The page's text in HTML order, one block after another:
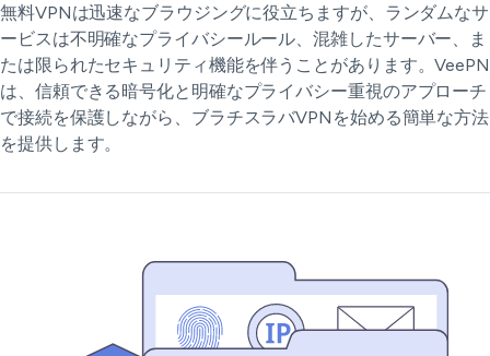
無料VPNは迅速なブラウジングに役立ちますが、ランダムなサ
ービスは不明確なプライバシールール、混雑したサーバー、ま
たは限られたセキュリティ機能を伴うことがあります。VeePN
は、信頼できる暗号化と明確なプライバシー重視のアプローチ
で接続を保護しながら、ブラチスラバVPNを始める簡単な方法
を提供します。